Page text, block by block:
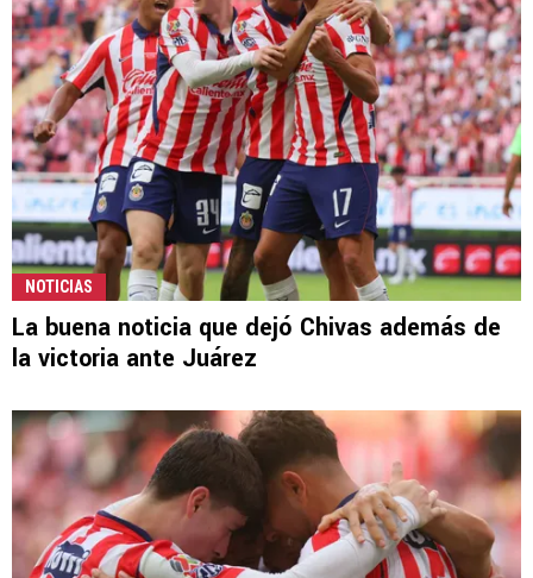
NOTICIAS
La buena noticia que dejó Chivas además de
la victoria ante Juárez